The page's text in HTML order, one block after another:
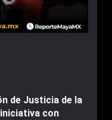
de Justicia de la
con